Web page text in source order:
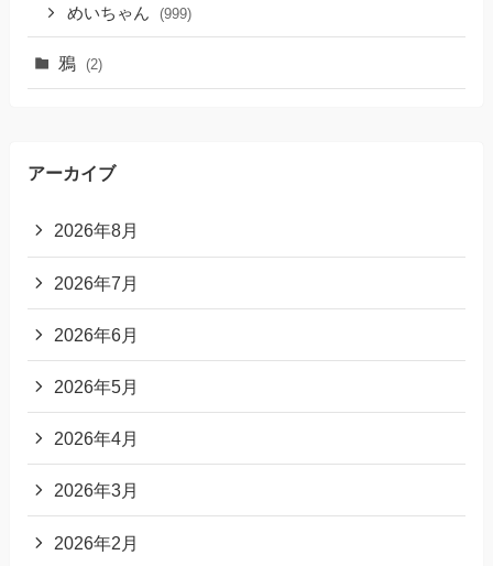
めいちゃん (999)
鴉 (2)
アーカイブ
2026年8月
2026年7月
2026年6月
2026年5月
2026年4月
2026年3月
2026年2月